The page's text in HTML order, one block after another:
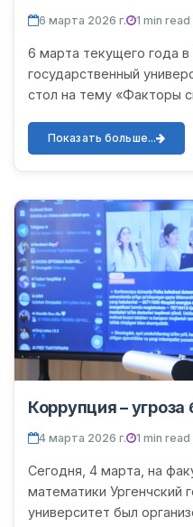
6 марта 2026 г. 1 min read
6 марта текущего года в
государственный
стол на тему «Факторы
состоящей из
Показать больше...
Коррупция –
4 марта 2026 г. 1 min read
Сегодня, 4 марта, на
математики Ургенчский
университет был